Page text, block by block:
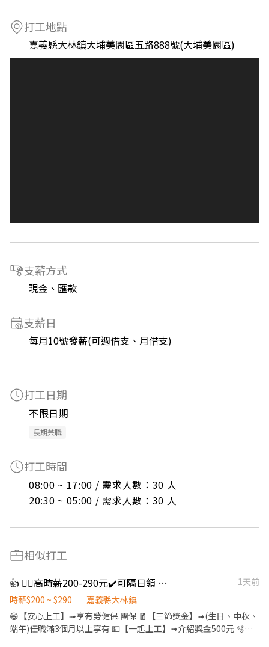
打工地點
嘉義縣大林鎮大埔美園區五路888號(大埔美園區)
支薪方式
現金、匯款
支薪日
每月10號發薪(可週借支、月借支)
打工日期
不限日期
長期兼職
打工時間
08:00 ~ 17:00 / 需求人數：30 人
20:30 ~ 05:00 / 需求人數：30 人
相似打工
👍 👌🏻高時薪200-290元✔️可隔日領 🤩(休六日)🤩貼標籤理貨
1天前
時薪$200 ~ $290
嘉義縣大林鎮
😁【安心上工】➟享有勞健保.團保 🧧【三節獎金】➟(生日、中秋、
端午)任職滿3個月以上享有 💵【一起上工】➟介紹獎金500元 🫧